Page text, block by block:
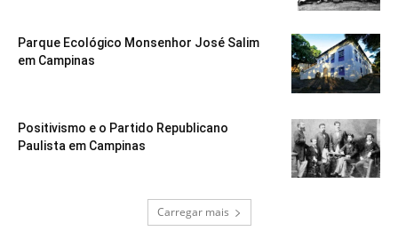
Parque Ecológico Monsenhor José Salim
em Campinas
Positivismo e o Partido Republicano
Paulista em Campinas
Carregar mais